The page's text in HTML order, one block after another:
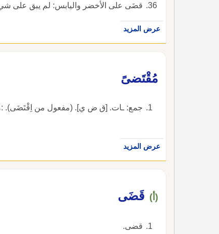
قضَى على الأخضر واليابس: لم يبق على
عرض المزيد
مُقْتَضىً
جمع: ـات. [ق ض ي]. (مفعول من اِقْتَضَى).
عرض المزيد
(أ) قَضَى
قضى.